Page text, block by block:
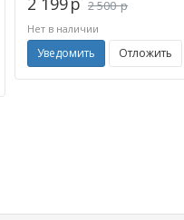
2 500 p
Нет в наличии
Уведомить Отложить